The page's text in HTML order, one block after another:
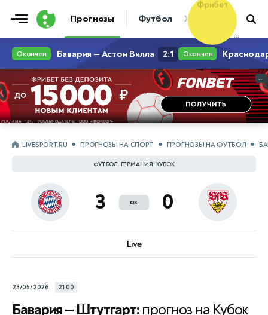
Прогнозы Футбол Хоккей Теннис
...
...
LIVESPORT.RU ПРОГНОЗЫ НА СПОРТ ПРОГНОЗЫ НА ФУТБОЛ
ФУТБОЛ. ГЕРМАНИЯ. КУБОК
3 ок 0
Live
23/05/2026 21:00
Бавария — Штутгарт: прогноз на Кубок